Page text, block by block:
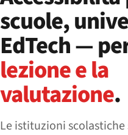
scuole,
EdTech —
lezione e la
valutazione.
Le istituzioni